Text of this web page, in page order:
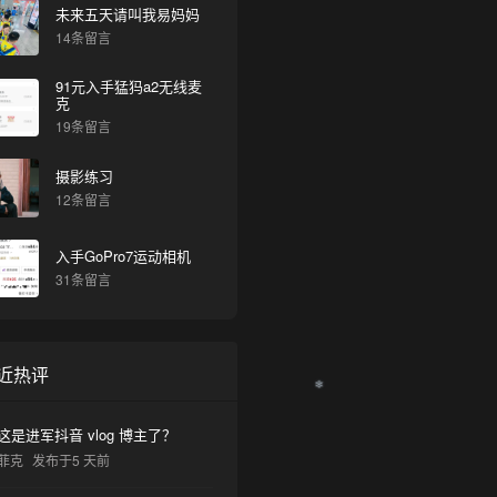
未来五天请叫我易妈妈
14条留言
91元入手猛犸a2无线麦
克
19条留言
摄影练习
12条留言
入手GoPro7运动相机
31条留言
热评
是进军抖音 vlog 博主了？
克 发布于5 天前